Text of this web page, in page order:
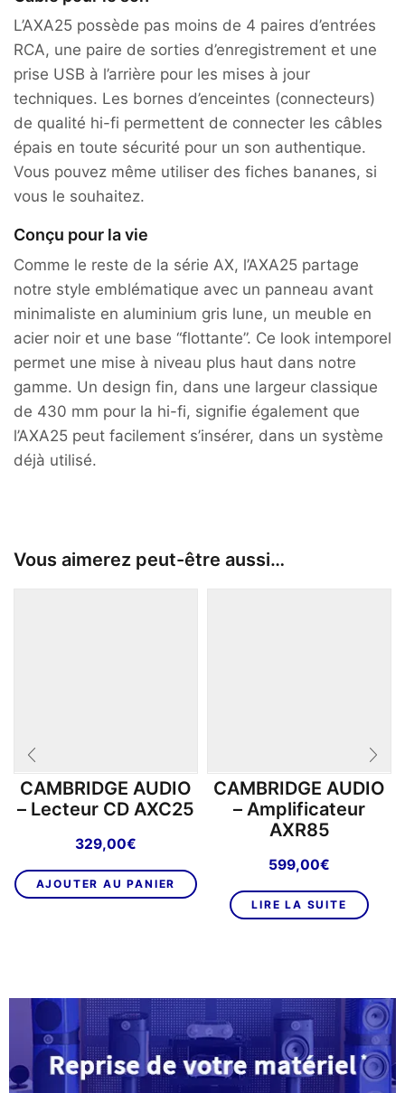
L’AXA25 possède pas moins de 4 paires d’entrées
RCA, une paire de sorties d’enregistrement et une
prise USB à l’arrière pour les mises à jour
techniques. Les bornes d’enceintes (connecteurs)
de qualité hi-fi permettent de connecter les câbles
épais en toute sécurité pour un son authentique.
Vous pouvez même utiliser des fiches bananes, si
vous le souhaitez.
Conçu pour la vie
Comme le reste de la série AX, l’AXA25 partage
notre style emblématique avec un panneau avant
minimaliste en aluminium gris lune, un meuble en
acier noir et une base “flottante”. Ce look intemporel
permet une mise à niveau plus haut dans notre
gamme. Un design fin, dans une largeur classique
de 430 mm pour la hi-fi, signifie également que
l’AXA25 peut facilement s’insérer, dans un système
déjà utilisé.
Vous aimerez peut-être aussi…
CAMBRIDGE AUDIO
– Lecteur CD AXC25
329,00€
AJOUTER AU PANIER
CAMBRIDGE AUDIO
– Amplificateur
AXR85
599,00€
LIRE LA SUITE